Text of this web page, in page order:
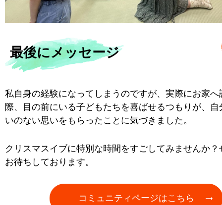
最後にメッセージ
私自身の経験になってしまうのですが、実際にお家へ
際、目の前にいる子どもたちを喜ばせるつもりが、自
いのない思いをもらったことに気づきました。
クリスマスイブに特別な時間をすごしてみませんか？
お待ちしております。
コミュニティページはこちら